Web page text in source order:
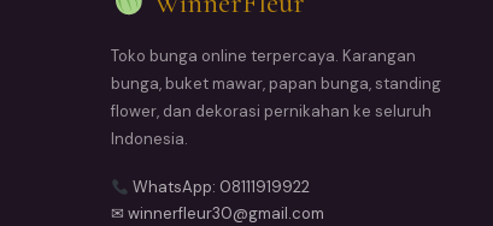
Toko bunga online terpercaya. Karangan
bunga, buket mawar, papan bunga, standing
flower, dan dekorasi pernikahan ke seluruh
Indonesia.
WhatsApp: 08111919922
✉ winnerfleur30@gmail.com